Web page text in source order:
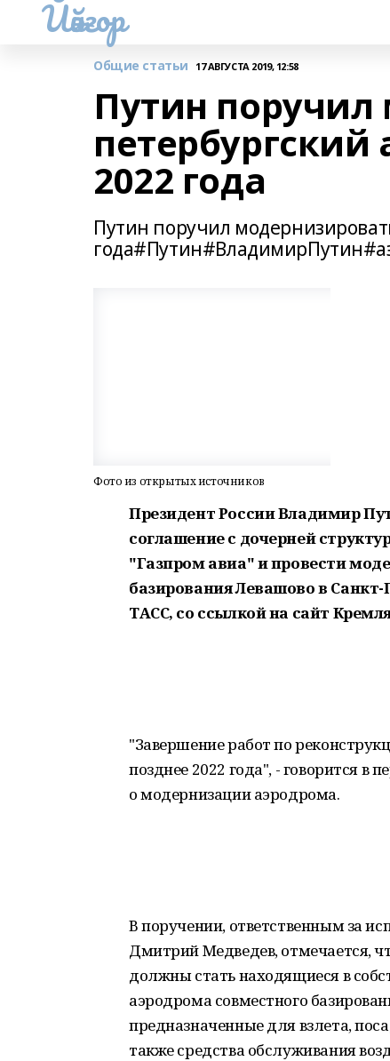
Йәйғор
Общие статьи 17 АВГУСТА 2019, 12:58
Путин
2022 года
Путин поручил
Фото из открытых источников
Президент России Владимир
соглашение с дочерней
"Газпром авиа" и провести
базирования Левашово в Санкт-
ТАСС, со ссылкой на сайт
"Завершение работ по
позднее 2022 года", - говорится в
о модернизации аэродрома.
В поручении, ответственным за
Дмитрий Медведев, отмечается,
должны стать находящиеся в
аэродрома совместного
предназначенные для взлета,
также средства обслуживания